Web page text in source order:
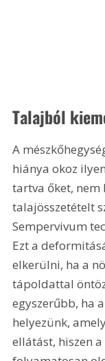
Talajból
A
hiánya okoz
tartva őket,
talajösszetételt
Sempervivum
Ezt a
elkerülni, ha a
tápoldattal
egyszerűbb, ha
helyezünk,
ellátást, hiszen